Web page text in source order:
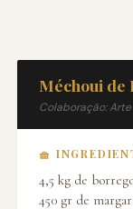
Méchoui
Colaboração:
🧺
4,5 kg de
450 gr de